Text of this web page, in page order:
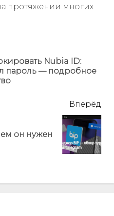
протяжении многих
Nubia ID:
пароль — подробное
Вперёд
он нужен